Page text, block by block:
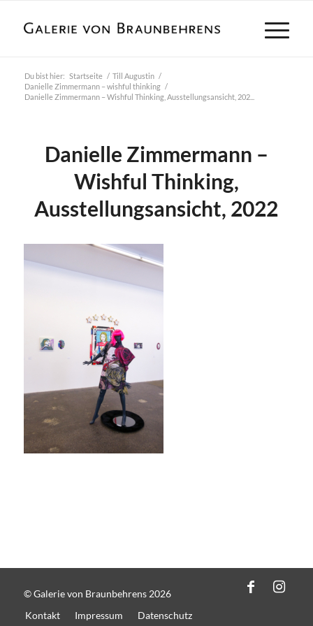
Du bist hier: Startseite / Till Augustin /
Danielle Zimmermann – wishful thinking /
Danielle Zimmermann – Wishful Thinking, Ausstellungsansicht, 202...
Danielle Zimmermann –
Wishful Thinking,
Ausstellungsansicht, 2022
© Galerie von Braunbehrens 2026
Kontakt
Impressum Datenschutz